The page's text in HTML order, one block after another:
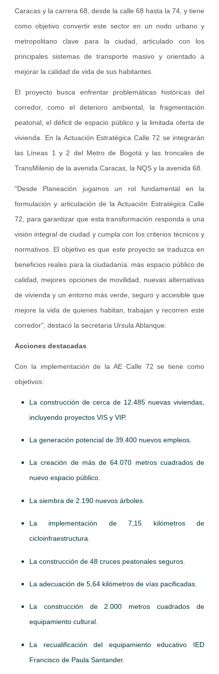
Caracas y la carrera 68, desde la calle 68 hasta la 74, y tiene
como objetivo convertir este sector en un nodo urbano y
metropolitano clave para la ciudad, articulado con los
principales sistemas de transporte masivo y orientado a
mejorar la calidad de vida de sus habitantes.
El proyecto busca enfrentar problemáticas históricas del
corredor, como el deterioro ambiental, la fragmentación
peatonal, el déficit de espacio público y la limitada oferta de
vivienda. En la Actuación Estratégica Calle 72 se integrarán
las Líneas 1 y 2 del Metro de Bogotá y las troncales de
TransMilenio de la avenida Caracas, la NQS y la avenida 68.
"Desde Planeación jugamos un rol fundamental en la
formulación y articulación de la Actuación Estratégica Calle
72, para garantizar que esta transformación responda a una
visión integral de ciudad y cumpla con los criterios técnicos y
normativos. El objetivo es que este proyecto se traduzca en
beneficios reales para la ciudadanía: más espacio público de
calidad, mejores opciones de movilidad, nuevas alternativas
de vivienda y un entorno más verde, seguro y accesible que
mejore la vida de quienes habitan, trabajan y recorren este
corredor", destacó la secretaria Ursula Ablanque.
Acciones destacadas
Con la implementación de la AE Calle 72 se tiene como
objetivos:
La construcción de cerca de 12.485 nuevas viviendas,
incluyendo proyectos VIS y VIP.
La generación potencial de 39.400 nuevos empleos.
La creación de más de 64.070 metros cuadrados de
nuevo espacio público.
La siembra de 2.190 nuevos árboles.
La implementación de 7,15 kilómetros de
cicloinfraestructura.
La construcción de 48 cruces peatonales seguros.
La adecuación de 5,64 kilómetros de vías pacificadas.
La construcción de 2.000 metros cuadrados de
equipamiento cultural.
La recualificación del equipamiento educativo IED
Francisco de Paula Santander.